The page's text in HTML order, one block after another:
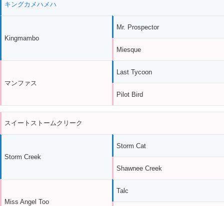
キングカメハメハ
Kingmambo
マンファス
Mr. Prospector
Miesque
Last Tycoon
Pilot Bird
スイートストームクリーク
Storm Creek
Miss Angel Too
Storm Cat
Shawnee Creek
Talc